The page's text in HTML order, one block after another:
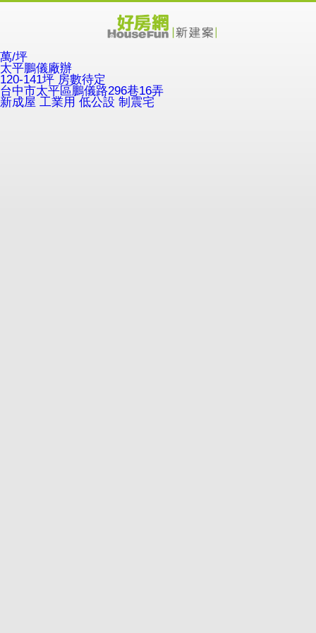
萬/坪
太平鵬儀廠辦
120-141坪 房數待定
台中市太平區鵬儀路296巷16弄
新成屋 工業用 低公設 制震宅